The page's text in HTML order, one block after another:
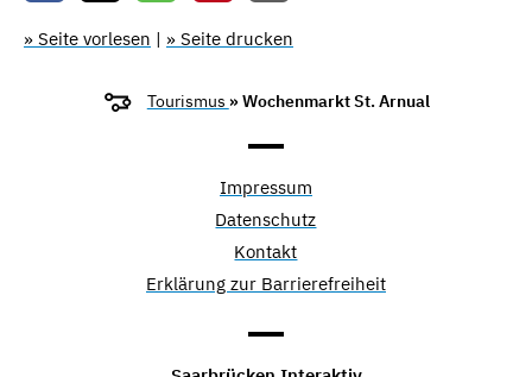
» Seite vorlesen | » Seite drucken
Tourismus » Wochenmarkt St. Arnual
Impressum
Datenschutz
Kontakt
Erklärung zur Barrierefreiheit